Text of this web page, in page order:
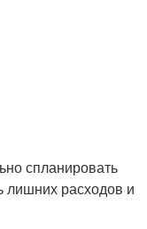
спланировать
лишних расходов и